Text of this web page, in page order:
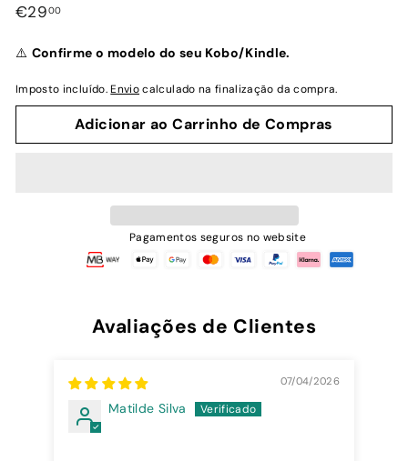
Preço
€2900€29,00
⚠️ Confirme o modelo do seu Kobo/Kindle.
Imposto incluído.Enviocalculado na finalização da compra.
Adicionar ao Carrinho de Compras
Pagamentos seguros no website
Avaliações de Clientes
07/04/2026
Matilde Silva